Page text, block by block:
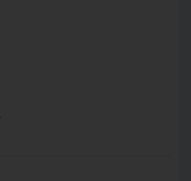
inesquecíveis em um dos
litoral brasileiro. Não